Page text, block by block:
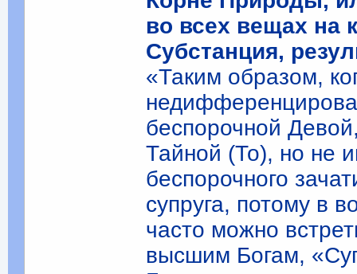
во всех вещах на
Субстанция,
«Таким образом,
беспорочной
Тайной (То), но не
беспорочного
супруга, потому в
часто можно
высшим Богам,